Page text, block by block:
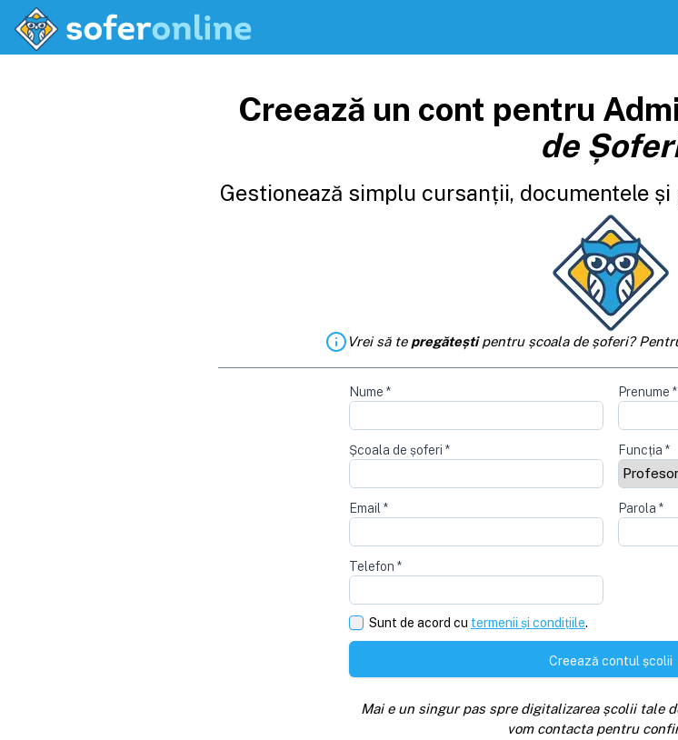
Creează un cont pentru
de
Gestionează simplu cursanții, documentele
Vrei să te pregăteștipentru școala de șoferi?
Nume * Prenume *
Școala de șoferi * Funcția *
Email * Parola *
Telefon *
Sunt de acord cu termenii și condițiile.
Creează contul școlii
Mai e un singur pas spre digitalizarea școlii tale
vom contacta pentru